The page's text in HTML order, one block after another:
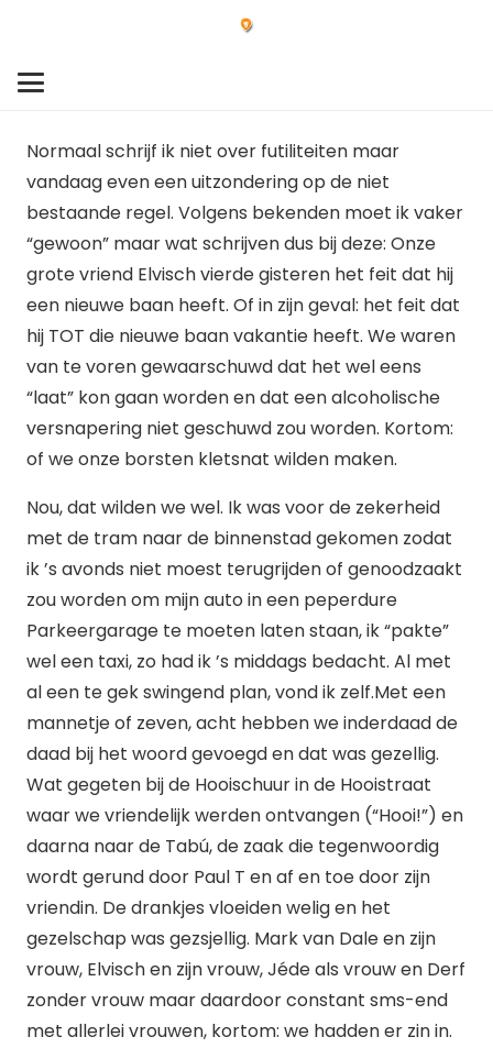
Normaal schrijf ik niet over futiliteiten maar
vandaag even een uitzondering op de niet
bestaande regel. Volgens bekenden moet ik vaker
“gewoon” maar wat schrijven dus bij deze: Onze
grote vriend Elvisch vierde gisteren het feit dat hij
een nieuwe baan heeft. Of in zijn geval: het feit dat
hij TOT die nieuwe baan vakantie heeft. We waren
van te voren gewaarschuwd dat het wel eens
“laat” kon gaan worden en dat een alcoholische
versnapering niet geschuwd zou worden. Kortom:
of we onze borsten kletsnat wilden maken.
Nou, dat wilden we wel. Ik was voor de zekerheid
met de tram naar de binnenstad gekomen zodat
ik ’s avonds niet moest terugrijden of genoodzaakt
zou worden om mijn auto in een peperdure
Parkeergarage te moeten laten staan, ik “pakte”
wel een taxi, zo had ik ’s middags bedacht. Al met
al een te gek swingend plan, vond ik zelf.Met een
mannetje of zeven, acht hebben we inderdaad de
daad bij het woord gevoegd en dat was gezellig.
Wat gegeten bij de Hooischuur in de Hooistraat
waar we vriendelijk werden ontvangen (“Hooi!”) en
daarna naar de Tabú, de zaak die tegenwoordig
wordt gerund door Paul T en af en toe door zijn
vriendin. De drankjes vloeiden welig en het
gezelschap was gezsjellig. Mark van Dale en zijn
vrouw, Elvisch en zijn vrouw, Jéde als vrouw en Derf
zonder vrouw maar daardoor constant sms-end
met allerlei vrouwen, kortom: we hadden er zin in.